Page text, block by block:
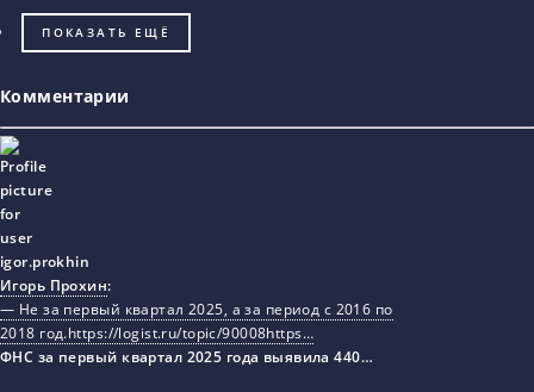
ПОКАЗАТЬ ЕЩЁ
Комментарии
Игорь Прохин:
— Не за первый квартал 2025, а за период с 2016 по
2018 год.https://logist.ru/topic/90008https…
ФНС за первый квартал 2025 года выявила 440…